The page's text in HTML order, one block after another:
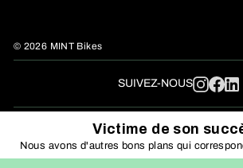
Victime de son
Nous avons d'autres bons plans qui
© 2026 MINT Bikes
SUIVEZ-NOUS